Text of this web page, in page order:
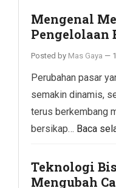
Mengenal
Pengelolaan
Posted by Mas Gaya —
Perubahan pasar
semakin dinamis,
terus berkembang
bersikap… Baca
Teknologi
Mengubah